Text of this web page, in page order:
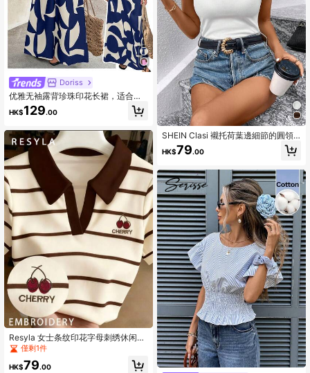
Doriss
优雅无袖露背珍珠印花长裙，适合婚
礼、派对、海滩、情人节、毕业典礼
等夏季场合。
HK$129.00
Resyla 女士条纹印花字母刺绣休闲短
袖上衣僅剩1件
HK$79.00
SHEIN Clasi 襯托荷葉邊細節的圓領t
HK$79.00